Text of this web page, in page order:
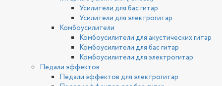
Усилители для бас гитар
Усилители для электрогитар
Комбоусилители
Комбоусилители для акустических гитар
Комбоусилители для бас гитар
Комбоусилители для электрогитар
Педали эффектов
Педали эффектов для электрогитар